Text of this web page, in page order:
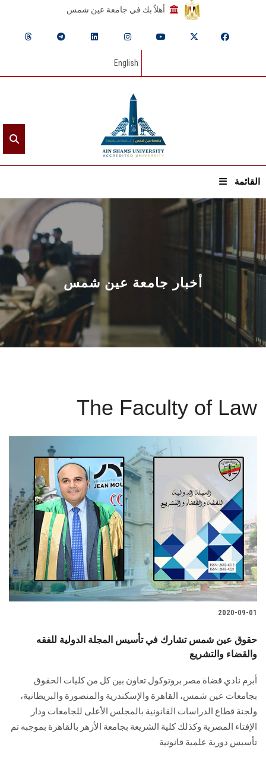
أهلاً بك في جامعة عين شمس
English
القائمة
الرئيسيـة
عن الجامعة
القطاعـات
الشئون الأكاديمية
البحث العلمي
الأنظمة الذكية
تواصل معنا
الطلاب
هيئة التدريس
الخريجين
الزائـرون
أخبار جامعة عين شمس
The Faculty of Law
2020-09-01
حقوق عين شمس تشارك في تأسيس المجلة الدولية للفقه
والقضاء والتشريع
أبرم نادي قضاة مصر بروتوكول تعاون بين كل من كليات الحقوق
بجامعات عين شمس، القاهرة والإسكندرية والمنصورة والبريطانية،
ولجنة قطاع الدراسات القانونية بالمجلس الأعلى للجامعات ودار
الإفتاء المصرية وكذلك كلية الشريعة بجامعة الأزهر بالقاهرة بموجبه تم
تأسيس دورية علمية قانونية